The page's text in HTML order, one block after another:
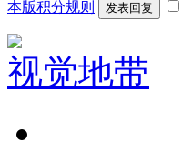
本版积分规则 发表回复
视觉地带